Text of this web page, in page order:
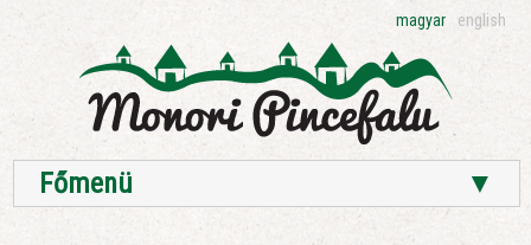
magyar english
Főmenü ▼